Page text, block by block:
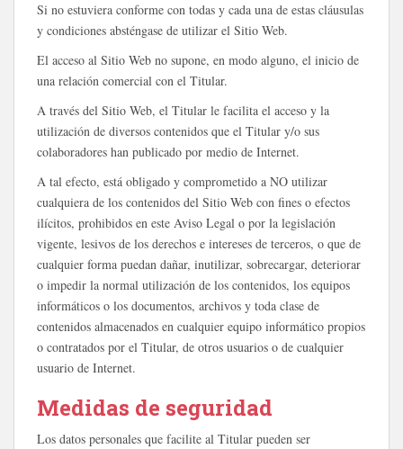
Si no estuviera conforme con todas y cada una de estas cláusulas
y condiciones absténgase de utilizar el Sitio Web.
El acceso al Sitio Web no supone, en modo alguno, el inicio de
una relación comercial con el Titular.
A través del Sitio Web, el Titular le facilita el acceso y la
utilización de diversos contenidos que el Titular y/o sus
colaboradores han publicado por medio de Internet.
A tal efecto, está obligado y comprometido a NO utilizar
cualquiera de los contenidos del Sitio Web con fines o efectos
ilícitos, prohibidos en este Aviso Legal o por la legislación
vigente, lesivos de los derechos e intereses de terceros, o que de
cualquier forma puedan dañar, inutilizar, sobrecargar, deteriorar
o impedir la normal utilización de los contenidos, los equipos
informáticos o los documentos, archivos y toda clase de
contenidos almacenados en cualquier equipo informático propios
o contratados por el Titular, de otros usuarios o de cualquier
usuario de Internet.
Medidas de seguridad
Los datos personales que facilite al Titular pueden ser